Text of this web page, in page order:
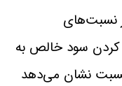
سود خالص به
نشان می‌دهد